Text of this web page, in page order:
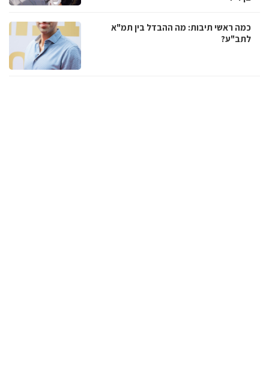
כמה ראשי תיבות: מה ההבדל בין תמ"א
לתב"ע?